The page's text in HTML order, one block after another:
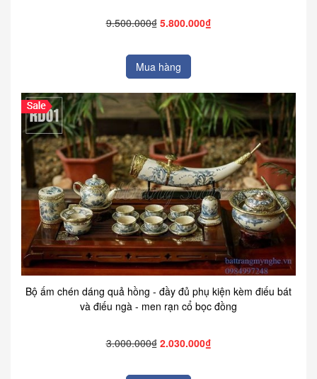
9.500.000₫ 5.800.000₫
Mua hàng
Bộ ấm chén dáng quả hồng - đầy đủ phụ kiện kèm điếu bát
và điếu ngà - men rạn cổ bọc đồng
3.000.000₫ 2.030.000₫